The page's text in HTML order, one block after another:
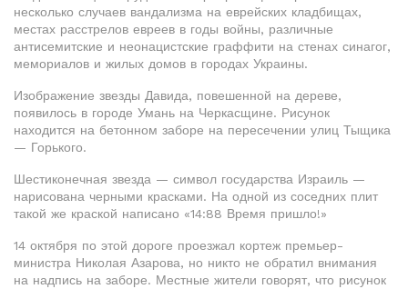
несколько случаев вандализма на еврейских кладбищах,
местах расстрелов евреев в годы войны, различные
антисемитские и неонацистские граффити на стенах синагог,
мемориалов и жилых домов в городах Украины.
Изображение звезды Давида, повешенной на дереве,
появилось в городе Умань на Черкасщине. Рисунок
находится на бетонном заборе на пересечении улиц Тыщика
— Горького.
Шестиконечная звезда — символ государства Израиль —
нарисована черными красками. На одной из соседних плит
такой же краской написано «14:88 Время пришло!»
14 октября по этой дороге проезжал кортеж премьер-
министра Николая Азарова, но никто не обратил внимания
на надпись на заборе. Местные жители говорят, что рисунок